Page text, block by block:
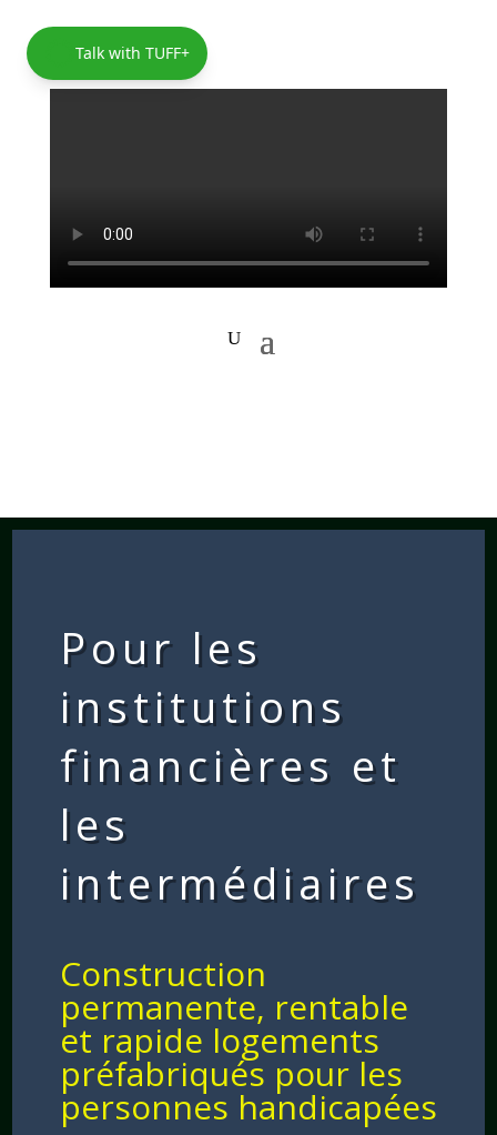
Talk with TUFF+
Pour les
institutions
financières et
les
intermédiaires
Construction
permanente, rentable
et rapide logements
préfabriqués pour les
personnes handicapées